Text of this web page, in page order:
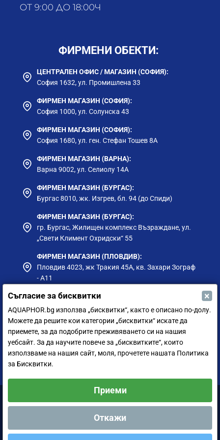
от йонообменна смола и патентован
целия модул за най-бързо и ефективно
Среброто активно се бори с бактерии в самия
пречистената вода. То е здраво фиксирано
върху специално влакно и следователно е
абсолютно безопасно.
ОТ 9:00 ДО 18:00Ч
ФИРМЕНИ ОБЕКТИ:
ЦЕНТРАЛЕН ОФИС / МАГАЗИН (СОФИЯ):
София 1632, ул. Промишлена 33
ФИРМЕН МАГАЗИН (СОФИЯ):
София 1000, ул. Солунска 43
ФИРМЕН МАГАЗИН (СОФИЯ):
София 1680, ул. ген. Стефан Тошев 8А
ФИРМЕН МАГАЗИН (ВАРНА):
Варна 9002, ул. Селиолу 14А
ФИРМЕН МАГАЗИН (БУРГАС):
Бургас 8010, жк. Изгрев, бл. 94 (до Спиди)
ФИРМЕН МАГАЗИН (БУРГАС):
гр. Бургас, Жилищен комплекс Възраждане, ул.
„Свети Климент Охридски“ 55
ФИРМЕН МАГАЗИН (ПЛОВДИВ):
Пловдив 4023, жк Тракия 45А, кв. Захари Зограф
- А11
ФИРМЕН МАГАЗИН (РУСЕ):
гр. Русе, ул. Борисова 73, до Приста Ойл
ФИРМЕН МАГАЗИН (СИЛИСТРА):
гр. Силистра, ул. Петър Мутафчиев 75
ЦЕНТРАЛЕН СКЛАД (СОФИЯ):
София 1528, ул. Мюнхен 14
Аквафор България ООД © 2011-2024 Всички права запазени.
Съгласие за бисквитки ×
AQUAPHOR.bg използва „бисквитки“, както е описано по-долу.
Можете да решите кои категории „бисквитки“ искате да
приемете, за да подобрите преживяването си на нашия
уебсайт. За да научите повече за „бисквитките“, които
използваме на нашия сайт, моля, прочетете нашата Политика
за Бисквитки.
Приеми
Откажи